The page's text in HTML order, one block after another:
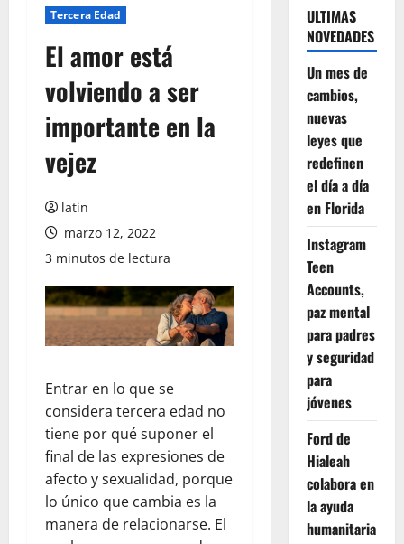
Tercera Edad
El amor está
volviendo a ser
importante en la
vejez
latin
marzo 12, 2022
3 minutos de lectura
Entrar en lo que se
considera tercera edad no
tiene por qué suponer el
final de las expresiones de
afecto y sexualidad, porque
lo único que cambia es la
manera de relacionarse. El
ULTIMAS
NOVEDADES
Un mes de
cambios,
nuevas
leyes que
redefinen
el día a día
en Florida
Instagram
Teen
Accounts,
paz mental
para padres
y seguridad
para
jóvenes
Ford de
Hialeah
colabora en
la ayuda
humanitaria